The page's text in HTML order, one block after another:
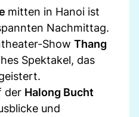
mitten in Hanoi ist
Nachmittag.
Show Thang
Spektakel, das
der Halong Bucht
und